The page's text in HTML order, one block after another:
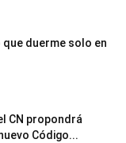
que duerme solo en
CN propondrá
Código...